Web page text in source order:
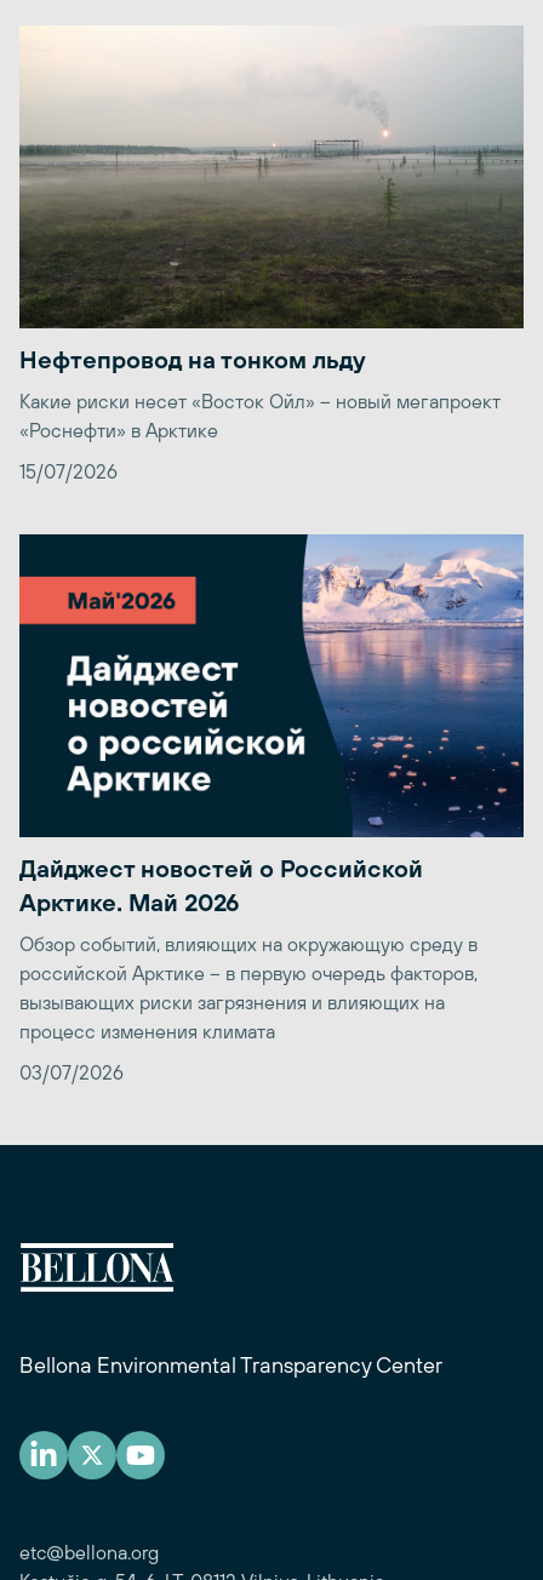
Нефтепровод на тонком льду
Какие риски несет «Восток Ойл» – новый мегапроект
«Роснефти» в Арктике
15/07/2026
Дайджест новостей о Российской
Арктике. Май 2026
Обзор событий, влияющих на окружающую среду в
российской Арктике – в первую очередь факторов,
вызывающих риски загрязнения и влияющих на
процесс изменения климата
03/07/2026
Bellona Environmental Transparency Center
etc@bellona.org